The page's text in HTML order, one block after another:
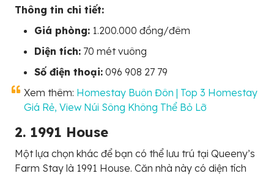
Thông tin chi tiết:
Giá phòng: 1.200.000 đồng/đêm
Diện tích: 70 mét vuông
Số điện thoại: 096 908 27 79
Xem thêm: Homestay Buôn Đôn | Top 3 Homestay
Giá Rẻ, View Núi Sông Không Thể Bỏ Lỡ
2. 1991 House
Một lựa chọn khác để bạn có thể lưu trú tại Queeny’s
Farm Stay là 1991 House. Căn nhà này có diện tích